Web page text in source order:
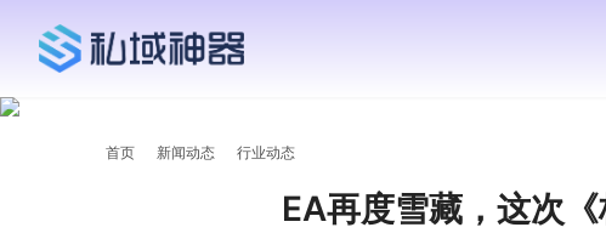
首页 新闻动态 行业动态
EA再度雪藏，这次